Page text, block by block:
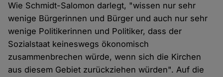
Wie Schmidt-Salomon darlegt, "wissen nur sehr
wenige Bürgerinnen und Bürger und auch nur sehr
wenige Politikerinnen und Politiker, dass der
Sozialstaat keineswegs ökonomisch
zusammenbrechen würde, wenn sich die Kirchen
aus diesem Gebiet zurückziehen würden". Auf die